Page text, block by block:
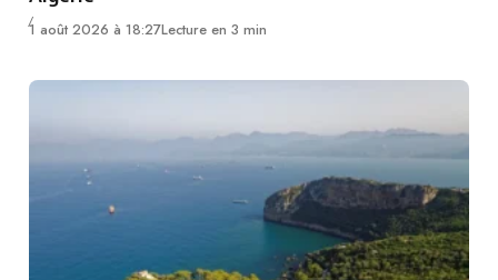
1 août 2026 à 18:27Lecture en 3 min